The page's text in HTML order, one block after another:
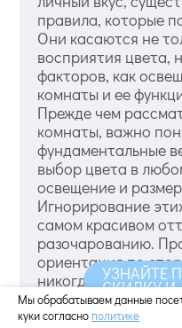
правила, которые
Они касаются не
восприятия цвета,
факторов, как
комнаты и ее
Прежде чем
комнаты, важно
фундаментальные
выбор цвета в
освещение и
Игнорирование
самом красивом
разочарованию.
ориентация по
никогда не
освещении. То, что
теплым песочным,
Мы обрабатываем данные
куки согласно политике
УЗНАЙТЕ
СКИДКУ И